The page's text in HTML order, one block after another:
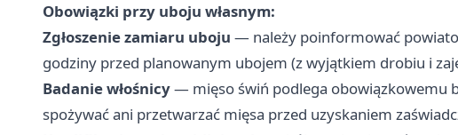
Obowiązki przy uboju własnym:
Zgłoszenie zamiaru uboju — należy poinformować
godziny przed planowanym ubojem (z wyjątkiem drobiu i
Badanie włośnicy— mięso świń podlega obowiązkowemu
spożywać ani przetwarzać mięsa przed uzyskaniem